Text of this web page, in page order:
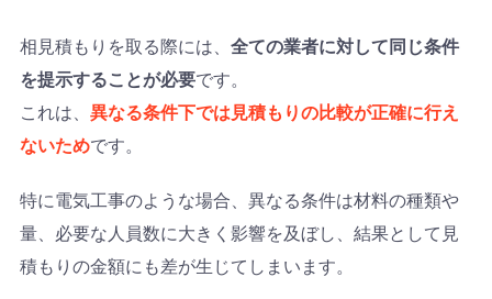
相見積もりを取る際には、 全ての業者に対して同じ条件
を提示することが必要です。
これは、 異なる条件下では見積もりの比較が正確に行え
ないためです。
特に電気工事のような場合、異なる条件は材料の種類や
量、必要な人員数に大きく影響を及ぼし、結果として見
積もりの金額にも差が生じてしまいます。